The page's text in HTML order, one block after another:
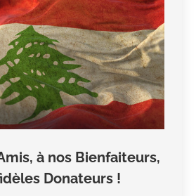
à nos Bienfaiteurs,
Donateurs !